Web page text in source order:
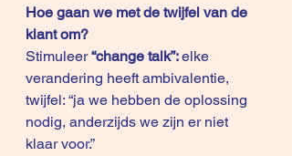
Hoe gaan we met de twijfel van de
klant om?
Stimuleer “change talk”: elke
verandering heeft ambivalentie,
twijfel: “ja we hebben de oplossing
nodig, anderzijds we zijn er niet
klaar voor.”